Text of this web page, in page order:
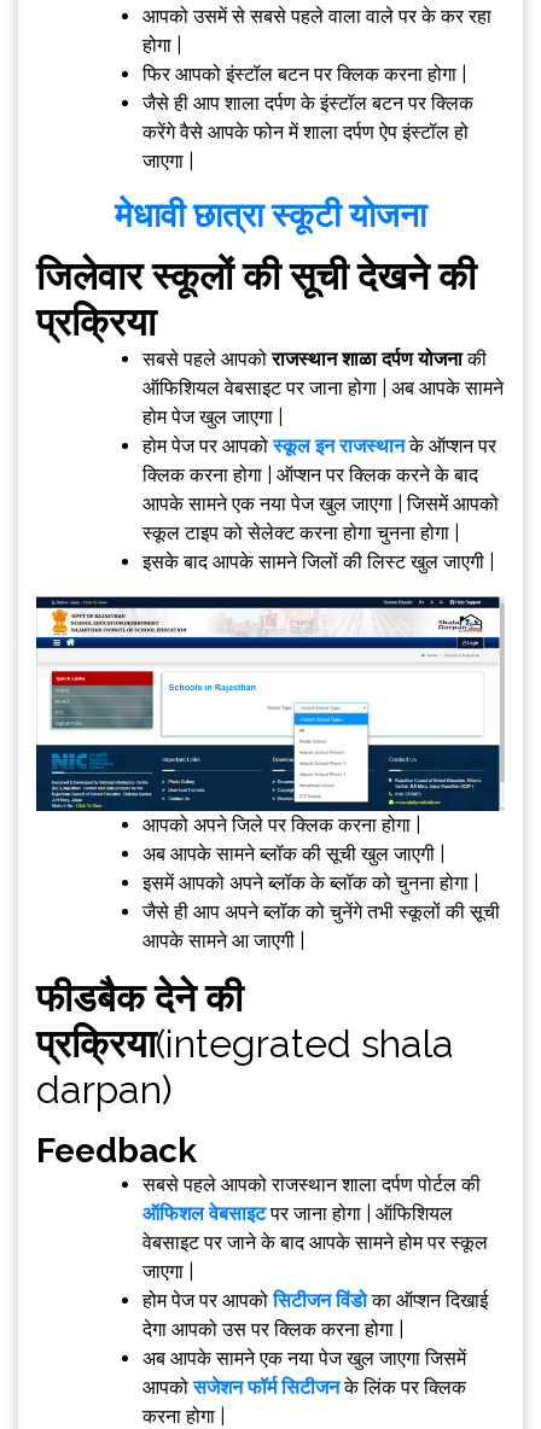
आपको उसमें से सबसे पहले वाला वाले पर के कर रहा
होगा |
फिर आपको इंस्टॉल बटन पर क्लिक करना होगा |
जैसे ही आप शाला दर्पण के इंस्टॉल बटन पर क्लिक
करेंगे वैसे आपके फोन में शाला दर्पण ऐप इंस्टॉल हो
जाएगा |
मेधावी छात्रा स्कूटी योजना
जिलेवार स्कूलों की सूची देखने की
प्रक्रिया
सबसे पहले आपकोराजस्थान शाळा दर्पण योजनाकी
ऑफिशियल वेबसाइट पर जाना होगा | अब आपके सामने
होम पेज खुल जाएगा |
होम पेज पर आपकोस्कूल इन राजस्थानके ऑप्शन पर
क्लिक करना होगा | ऑप्शन पर क्लिक करने के बाद
आपके सामने एक नया पेज खुल जाएगा | जिसमें आपको
स्कूल टाइप को सेलेक्ट करना होगा चुनना होगा |
इसके बाद आपके सामने जिलों की लिस्ट खुल जाएगी |
आपको अपने जिले पर क्लिक करना होगा |
अब आपके सामने ब्लॉक की सूची खुल जाएगी |
इसमें आपको अपने ब्लॉक के ब्लॉक को चुनना होगा |
जैसे ही आप अपने ब्लॉक को चुनेंगे तभी स्कूलों की सूची
आपके सामने आ जाएगी |
फीडबैक देने की
प्रक्रिया(integrated shala
darpan)
Feedback
सबसे पहले आपको राजस्थान शाला दर्पण पोर्टल की
ऑफिशल वेबसाइटपर जाना होगा | ऑफिशियल
वेबसाइट पर जाने के बाद आपके सामने होम पर स्कूल
जाएगा |
होम पेज पर आपकोसिटीजन विंडोका ऑप्शन दिखाई
देगा आपको उस पर क्लिक करना होगा |
अब आपके सामने एक नया पेज खुल जाएगा जिसमें
आपकोसजेशन फॉर्म सिटीजनके लिंक पर क्लिक
करना होगा |